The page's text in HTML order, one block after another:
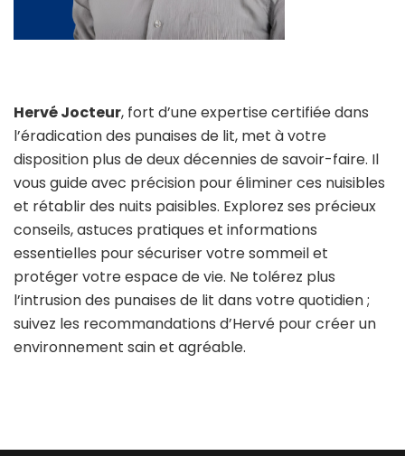
Hervé Jocteur, fort d’une expertise certifiée dans
l’éradication des punaises de lit, met à votre
disposition plus de deux décennies de savoir-faire. Il
vous guide avec précision pour éliminer ces nuisibles
et rétablir des nuits paisibles. Explorez ses précieux
conseils, astuces pratiques et informations
essentielles pour sécuriser votre sommeil et
protéger votre espace de vie. Ne tolérez plus
l’intrusion des punaises de lit dans votre quotidien ;
suivez les recommandations d’Hervé pour créer un
environnement sain et agréable.